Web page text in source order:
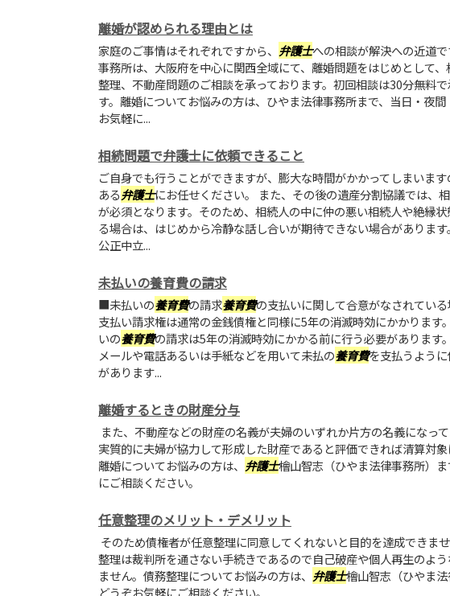
離婚が認められる理由とは
家庭のご事情はそれぞれですから、 弁護士への相談が解決への近道
事務所は、大阪府を中心に関西全域にて、離婚問題をはじめとして
整理、不動産問題のご相談を承っております。初回相談は30分無料
す。離婚についてお悩みの方は、ひやま法律事務所まで、当日・夜
お気軽に...
相続問題で弁護士に依頼できること
ご自身でも行うことができますが、膨大な時間がかかってしまいま
ある弁護士にお任せください。 また、その後の遺産分割協議では、
が必須となります。そのため、相続人の中に仲の悪い相続人や絶縁
る場合は、はじめから冷静な話し合いが期待できない場合があります
公正中立...
未払いの養育費の請求
■未払いの養育費の請求養育費の支払いに関して合意がなされている
支払い請求権は通常の金銭債権と同様に5年の消滅時効にかかります
いの養育費の請求は5年の消滅時効にかかる前に行う必要があります
メールや電話あるいは手紙などを用いて未払の養育費を支払うよう
があります...
離婚するときの財産分与
また、不動産などの財産の名義が夫婦のいずれか片方の名義になって
実質的に夫婦が協力して形成した財産であると評価できれば清算対象
離婚についてお悩みの方は、 弁護士檜山智志（ひやま法律事務所）
にご相談ください。
任意整理のメリット・デメリット
そのため債権者が任意整理に同意してくれないと目的を達成できま
整理は裁判所を通さない手続きであるので自己破産や個人再生のよ
ません。債務整理についてお悩みの方は、 弁護士檜山智志（ひやま
どうぞお気軽にご相談ください。